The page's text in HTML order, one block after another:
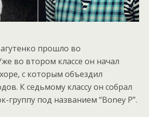
прошло во
во втором классе он начал
с которым объездил
К седьмому классу он собрал
группу под названием “Boney P”.